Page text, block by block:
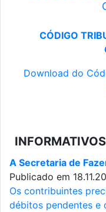
CÓDIGO
Download do
INFORMATIVOS
A Secretaria de
Publicado em
Os contribuintes
débitos pendentes e